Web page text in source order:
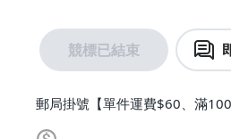
競標已結束
郵局掛號【單件運費$60、滿